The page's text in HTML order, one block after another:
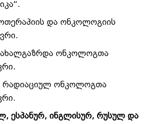
და ონკოლოგიის
ონკოლოგთა
ონკოლოგთა
ესპანურ, ინგლისურ, რუსულ და